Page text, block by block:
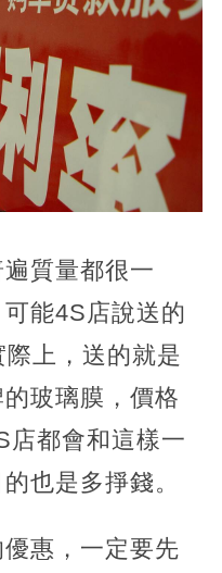
質量都很一
能4S店說送的
上，送的就是
玻璃膜，價格
店都會和這樣一
也是多掙錢。
惠，一定要先